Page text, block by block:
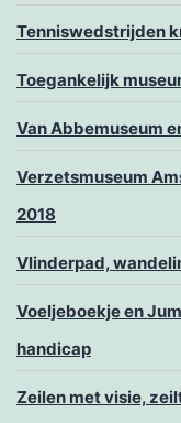
Tenniswedstrijden
Toegankelijk
Van Abbemuseum
Verzetsmuseum
2018
Vlinderpad,
Voeljeboekje en
handicap
Zeilen met visie,